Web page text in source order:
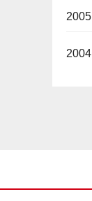
2005
2004